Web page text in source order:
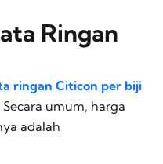
Ringan
ringan Citicon per biji
umum, harga
adalah